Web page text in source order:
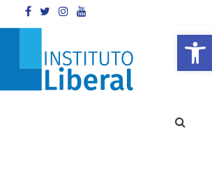
Barra de Ferramentas Aberta